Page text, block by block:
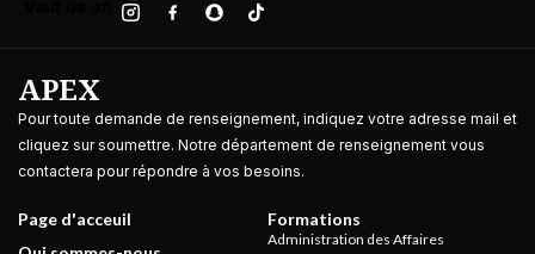
APEX
Pour toute demande de renseignement, indiquez votre adresse mail et
cliquez sur soumettre. Notre département de renseignement vous
contactera pour répondre à vos besoins.
Page d'acceuil
Formations
Administration des Affaires